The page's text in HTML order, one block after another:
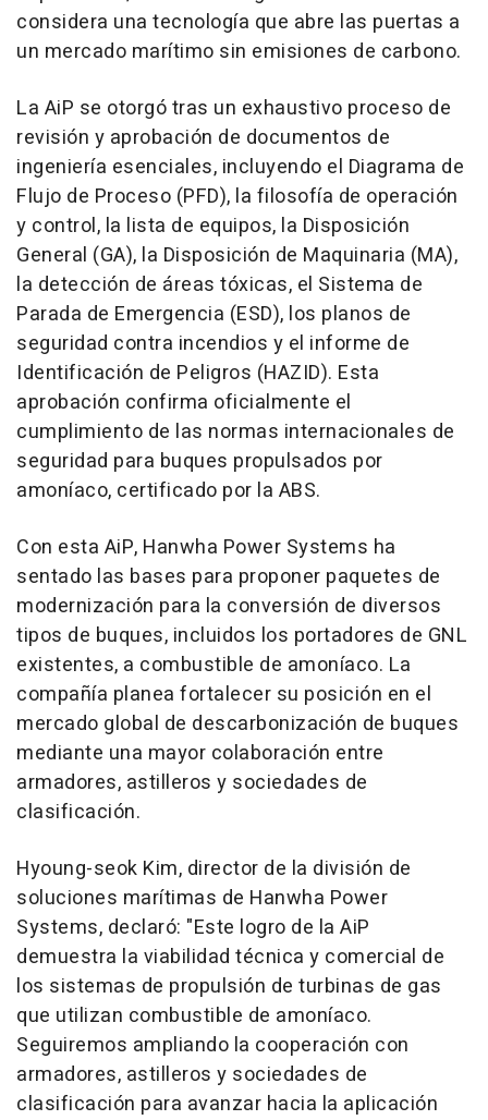
considera una tecnología que abre las puertas a
un mercado marítimo sin emisiones de carbono.
La AiP se otorgó tras un exhaustivo proceso de
revisión y aprobación de documentos de
ingeniería esenciales, incluyendo el Diagrama de
Flujo de Proceso (PFD), la filosofía de operación
y control, la lista de equipos, la Disposición
General (GA), la Disposición de Maquinaria (MA),
la detección de áreas tóxicas, el Sistema de
Parada de Emergencia (ESD), los planos de
seguridad contra incendios y el informe de
Identificación de Peligros (HAZID). Esta
aprobación confirma oficialmente el
cumplimiento de las normas internacionales de
seguridad para buques propulsados por
amoníaco, certificado por la ABS.
Con esta AiP, Hanwha Power Systems ha
sentado las bases para proponer paquetes de
modernización para la conversión de diversos
tipos de buques, incluidos los portadores de GNL
existentes, a combustible de amoníaco. La
compañía planea fortalecer su posición en el
mercado global de descarbonización de buques
mediante una mayor colaboración entre
armadores, astilleros y sociedades de
clasificación.
Hyoung-seok Kim, director de la división de
soluciones marítimas de Hanwha Power
Systems, declaró: "Este logro de la AiP
demuestra la viabilidad técnica y comercial de
los sistemas de propulsión de turbinas de gas
que utilizan combustible de amoníaco.
Seguiremos ampliando la cooperación con
armadores, astilleros y sociedades de
clasificación para avanzar hacia la aplicación